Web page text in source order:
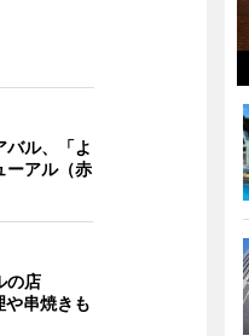
バル、「よ
ーアル（赤
の店
や串焼きも